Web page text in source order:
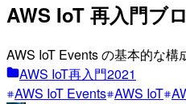
AWS IoT 再入門ブ
AWS IoT Events の基本的な構
AWS IoT再入門2021
AWS IoT Events AWS IoT